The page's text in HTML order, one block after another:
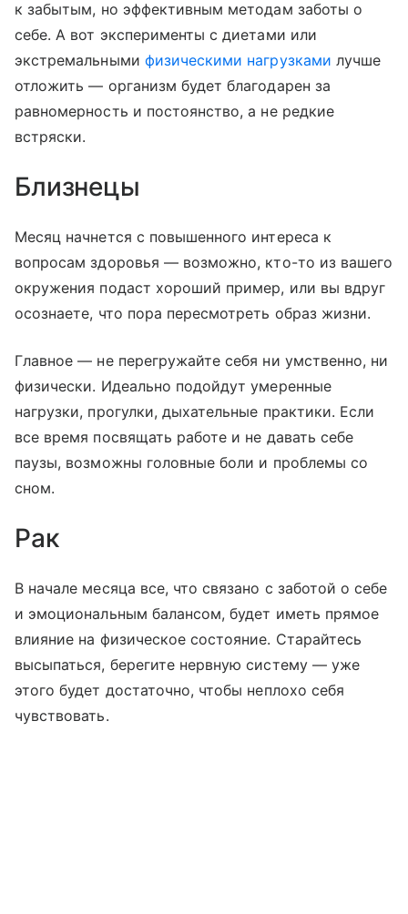
к забытым, но эффективным методам заботы о
себе. А вот эксперименты с диетами или
экстремальными физическими нагрузками лучше
отложить — организм будет благодарен за
равномерность и постоянство, а не редкие
встряски.
Близнецы
Месяц начнется с повышенного интереса к
вопросам здоровья — возможно, кто-то из вашего
окружения подаст хороший пример, или вы вдруг
осознаете, что пора пересмотреть образ жизни.
Главное — не перегружайте себя ни умственно, ни
физически. Идеально подойдут умеренные
нагрузки, прогулки, дыхательные практики. Если
все время посвящать работе и не давать себе
паузы, возможны головные боли и проблемы со
сном.
Рак
В начале месяца все, что связано с заботой о себе
и эмоциональным балансом, будет иметь прямое
влияние на физическое состояние. Старайтесь
высыпаться, берегите нервную систему — уже
этого будет достаточно, чтобы неплохо себя
чувствовать.